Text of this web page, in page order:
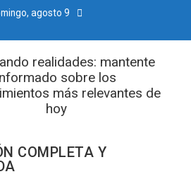
agosto 9
realidades: mantente
sobre los
más relevantes de
hoy
COMPLETA Y